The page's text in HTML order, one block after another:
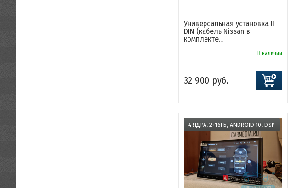
Универсальная установка II
DIN (кабель Nissan в
комплекте...
В наличии
32 900 руб.
4 ЯДРА, 2+16ГБ, ANDROID 10, DSP